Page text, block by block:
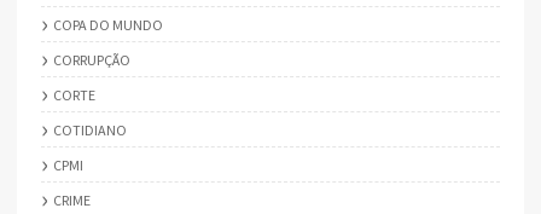
COPA DO MUNDO
CORRUPÇÃO
CORTE
COTIDIANO
CPMI
CRIME